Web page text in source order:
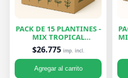
PACK DE 15 PLANTINES -
MIX TROPICAL
EXCLUSIVOS
$26.775 imp. incl.
Agregar al carrito